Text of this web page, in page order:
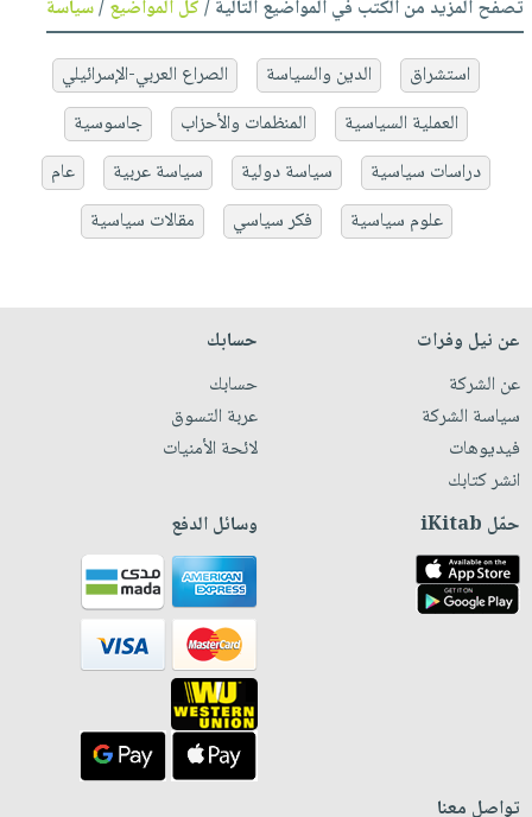
تصفح المزيد من الكتب في المواضيع التالية /كل المواضيع/سياسة
استشراق الدين والسياسة
الصراع العربي-الإسرائيلي
العملية السياسية
المنظمات والأحزاب
جاسوسية
دراسات سياسية
سياسة دولية سياسة عربية
عام
علوم سياسية
فكر سياسي مقالات سياسية
عن نيل وفرات
عن الشركة
سياسة الشركة
فيديوهات
انشر كتابك
حسابك
حسابك
عربة التسوق
لائحة الأمنيات
حمّل iKitab وسائل الدفع
تواصل معنا